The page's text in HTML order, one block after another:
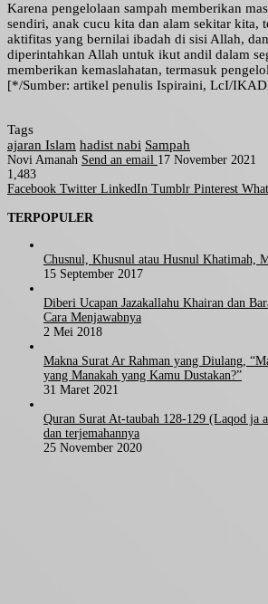
Karena pengelolaan sampah memberikan
sendiri, anak cucu kita dan alam sekitar kita,
aktifitas yang bernilai ibadah di sisi Allah,
diperintahkan Allah untuk ikut andil dalam
memberikan kemaslahatan, termasuk
[*/Sumber: artikel penulis Ispiraini, LcI/
Tags
ajaran Islam hadist nabi Sampah
Novi Amanah Send an email 17 November 2021
1,483
Facebook Twitter LinkedIn Tumblr Pinterest
TERPOPULER
Chusnul, Khusnul atau Husnul Khatimah,
15 September 2017
Diberi Ucapan Jazakallahu Khairan dan
Cara Menjawabnya
2 Mei 2018
Makna Surat Ar Rahman yang Diulang,
yang Manakah yang Kamu Dustakan?”
31 Maret 2021
Quran Surat At-taubah 128-129 (Laqod ja
dan terjemahannya
25 November 2020